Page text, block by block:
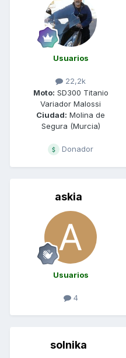
Usuarios
22,2k
Moto: SD300 Titanio
Variador Malossi
Ciudad: Molina de
Segura (Murcia)
Donador
askia
Usuarios
4
solnika